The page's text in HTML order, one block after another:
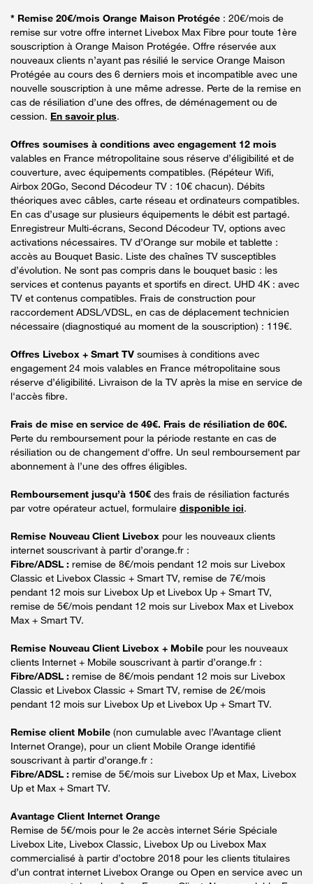
* Remise 20€/mois Orange Maison Protégée : 20€/mois de
remise sur votre offre internet Livebox Max Fibre pour toute 1ère
souscription à Orange Maison Protégée. Offre réservée aux
nouveaux clients n’ayant pas résilié le service Orange Maison
Protégée au cours des 6 derniers mois et incompatible avec une
nouvelle souscription à une même adresse. Perte de la remise en
cas de résiliation d’une des offres, de déménagement ou de
cession. En savoir plus.
Offres soumises à conditions avec engagement 12 mois
valables en France métropolitaine sous réserve d’éligibilité et de
couverture, avec équipements compatibles. (Répéteur Wifi,
Airbox 20Go, Second Décodeur TV : 10€ chacun). Débits
théoriques avec câbles, carte réseau et ordinateurs compatibles.
En cas d’usage sur plusieurs équipements le débit est partagé.
Enregistreur Multi-écrans, Second Décodeur TV, options avec
activations nécessaires. TV d’Orange sur mobile et tablette :
accès au Bouquet Basic. Liste des chaînes TV susceptibles
d’évolution. Ne sont pas compris dans le bouquet basic : les
services et contenus payants et sportifs en direct. UHD 4K : avec
TV et contenus compatibles. Frais de construction pour
raccordement ADSL/VDSL, en cas de déplacement technicien
nécessaire (diagnostiqué au moment de la souscription) : 119€.
Offres Livebox + Smart TV soumises à conditions avec
engagement 24 mois valables en France métropolitaine sous
réserve d’éligibilité. Livraison de la TV après la mise en service de
l'accès fibre.
Frais de mise en service de 49€. Frais de résiliation de 60€.
Perte du remboursement pour la période restante en cas de
résiliation ou de changement d'offre. Un seul remboursement par
abonnement à l’une des offres éligibles.
Remboursement jusqu’à 150€ des frais de résiliation facturés
par votre opérateur actuel, formulaire disponible ici.
Remise Nouveau Client Livebox pour les nouveaux clients
internet souscrivant à partir d’orange.fr :
Fibre/ADSL : remise de 8€/mois pendant 12 mois sur Livebox
Classic et Livebox Classic + Smart TV, remise de 7€/mois
pendant 12 mois sur Livebox Up et Livebox Up + Smart TV,
remise de 5€/mois pendant 12 mois sur Livebox Max et Livebox
Max + Smart TV.
Remise Nouveau Client Livebox + Mobile pour les nouveaux
clients Internet + Mobile souscrivant à partir d’orange.fr :
Fibre/ADSL : remise de 8€/mois pendant 12 mois sur Livebox
Classic et Livebox Classic + Smart TV, remise de 2€/mois
pendant 12 mois sur Livebox Up et Livebox Up + Smart TV.
Remise client Mobile (non cumulable avec l’Avantage client
Internet Orange), pour un client Mobile Orange identifié
souscrivant à partir d’orange.fr :
Fibre/ADSL : remise de 5€/mois sur Livebox Up et Max, Livebox
Up et Max + Smart TV.
Avantage Client Internet Orange
Remise de 5€/mois pour le 2e accès internet Série Spéciale
Livebox Lite, Livebox Classic, Livebox Up ou Livebox Max
commercialisé à partir d’octobre 2018 pour les clients titulaires
d’un contrat internet Livebox Orange ou Open en service avec un